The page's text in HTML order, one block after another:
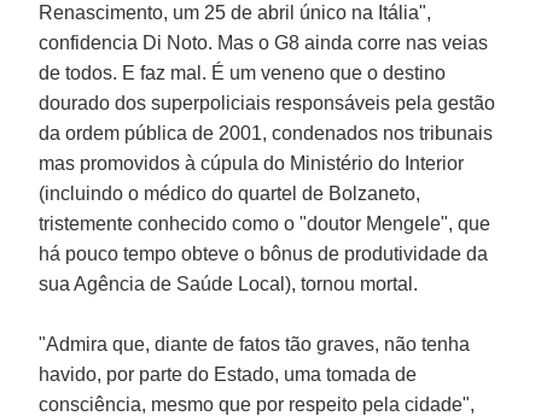
Renascimento, um 25 de abril único na Itália",
confidencia Di Noto. Mas o G8 ainda corre nas veias
de todos. E faz mal. É um veneno que o destino
dourado dos superpoliciais responsáveis pela gestão
da ordem pública de 2001, condenados nos tribunais
mas promovidos à cúpula do Ministério do Interior
(incluindo o médico do quartel de Bolzaneto,
tristemente conhecido como o "doutor Mengele", que
há pouco tempo obteve o bônus de produtividade da
sua Agência de Saúde Local), tornou mortal.
"Admira que, diante de fatos tão graves, não tenha
havido, por parte do Estado, uma tomada de
consciência, mesmo que por respeito pela cidade",